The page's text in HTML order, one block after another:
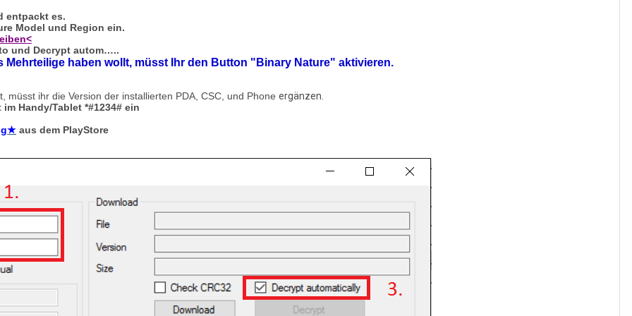
entpackt es.
Model und Region ein.
und Decrypt autom…..
Mehrteilige haben wollt, müsst Ihr den Button "Binary Nature" aktivieren.
müsst ihr die Version der installierten PDA, CSC, und Phone ergänzen.
Handy/Tablet *#1234# ein
★ aus dem PlayStore